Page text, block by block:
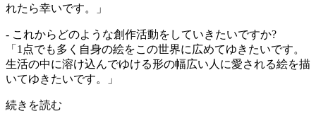
れたら幸いです。」
- これからどのような創作活動をしていきたいですか?
「1点でも多く自身の絵をこの世界に広めてゆきたいです。
生活の中に溶け込んでゆける形の幅広い人に愛される絵を描
いてゆきたいです。」
続きを読む